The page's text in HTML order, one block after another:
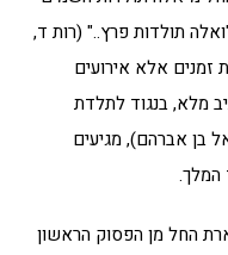
תולדות פרץ.." (רות ד,
זמנים אלא אירועים
מלא, בנגוד לתלדת
בן אברהם), מגיעים
המלך.
החל מן הפסוק הראשון